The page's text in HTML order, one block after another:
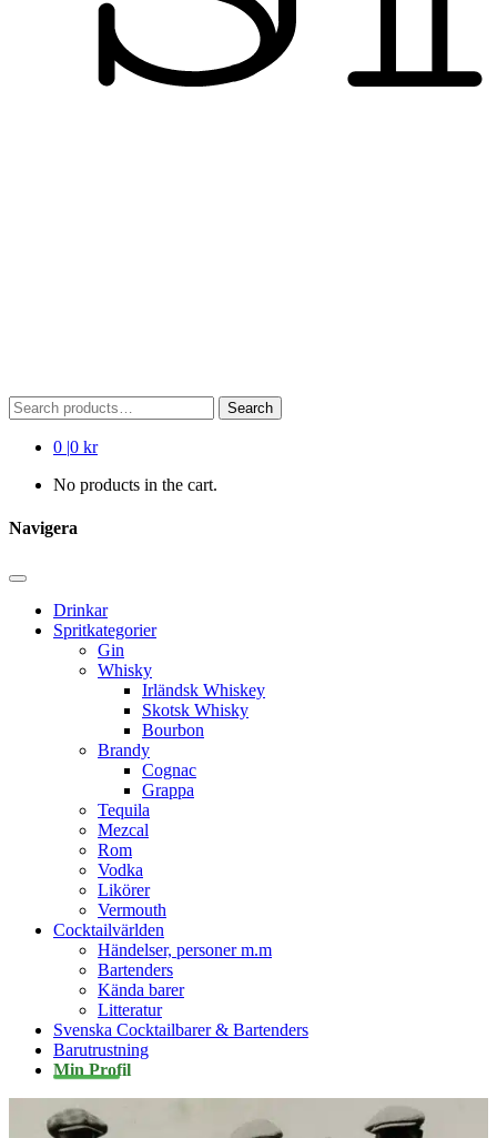
Search
for:
Search
0 |0 kr
No products in the cart.
Navigera
Drinkar
Spritkategorier
Gin
Whisky
Irländsk Whiskey
Skotsk Whisky
Bourbon
Brandy
Cognac
Grappa
Tequila
Mezcal
Rom
Vodka
Likörer
Vermouth
Cocktailvärlden
Händelser, personer m.m
Bartenders
Kända barer
Litteratur
Svenska Cocktailbarer & Bartenders
Barutrustning
Min Profil